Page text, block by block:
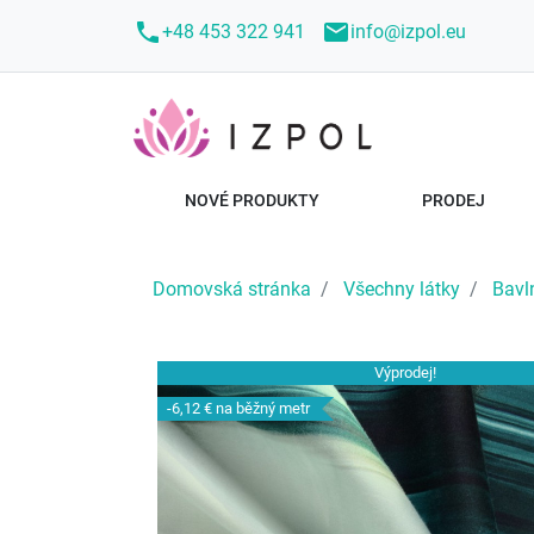
call+48 453 322 941 mailinfo@izpol.eu
NOVÉ PRODUKTY PRODEJ
Domovská stránka Všechny látky
Výprodej!
-6,12 € na běžný metr